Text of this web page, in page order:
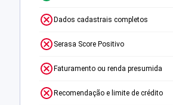
Dados cadastrais completos
Serasa Score Positivo
Faturamento ou renda presumida
Recomendação e limite de crédito